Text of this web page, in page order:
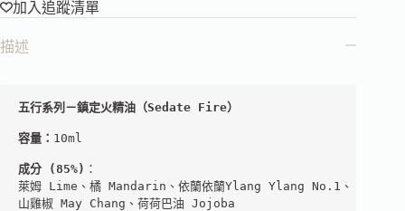
加入追蹤清單
描述
五行系列－鎮定火精油（Sedate Fire）
容量： 10ml
成分 (85%) ：
萊姆 Lime、橘 Mandarin、依蘭依蘭Ylang Ylang No.1、
山雞椒 May Chang、荷荷巴油 Jojoba